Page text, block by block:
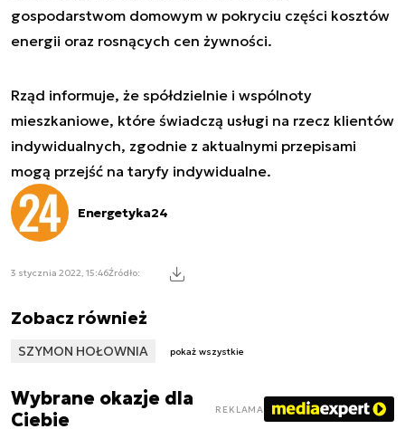
gospodarstwom domowym w pokryciu części kosztów
energii oraz rosnących cen żywności.
Rząd informuje, że spółdzielnie i wspólnoty
mieszkaniowe, które świadczą usługi na rzecz klientów
indywidualnych, zgodnie z aktualnymi przepisami
mogą przejść na taryfy indywidualne.
Energetyka24
3 stycznia 2022, 15:46Źródło:
Zobacz również
SZYMON HOŁOWNIA pokaż wszystkie
Wybrane okazje dla
Ciebie
REKLAMA